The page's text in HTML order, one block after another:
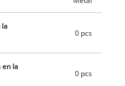
la
0 pcs
en la
0 pcs